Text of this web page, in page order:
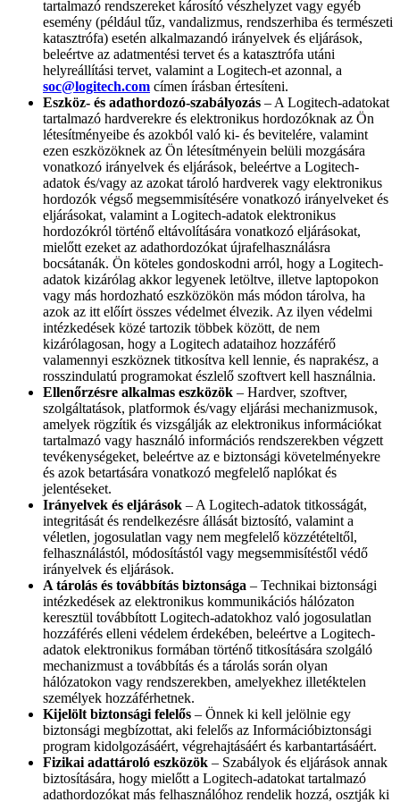
tartalmazó rendszereket károsító vészhelyzet vagy egyéb
esemény (például tűz, vandalizmus, rendszerhiba és természeti
katasztrófa) esetén alkalmazandó irányelvek és eljárások,
beleértve az adatmentési tervet és a katasztrófa utáni
helyreállítási tervet, valamint a Logitech-et azonnal, a
soc@logitech.com címen írásban értesíteni.
Eszköz- és adathordozó-szabályozás – A Logitech-adatokat
tartalmazó hardverekre és elektronikus hordozóknak az Ön
létesítményeibe és azokból való ki- és bevitelére, valamint
ezen eszközöknek az Ön létesítményein belüli mozgására
vonatkozó irányelvek és eljárások, beleértve a Logitech-
adatok és/vagy az azokat tároló hardverek vagy elektronikus
hordozók végső megsemmisítésére vonatkozó irányelveket és
eljárásokat, valamint a Logitech-adatok elektronikus
hordozókról történő eltávolítására vonatkozó eljárásokat,
mielőtt ezeket az adathordozókat újrafelhasználásra
bocsátanák. Ön köteles gondoskodni arról, hogy a Logitech-
adatok kizárólag akkor legyenek letöltve, illetve laptopokon
vagy más hordozható eszközökön más módon tárolva, ha
azok az itt előírt összes védelmet élvezik. Az ilyen védelmi
intézkedések közé tartozik többek között, de nem
kizárólagosan, hogy a Logitech adataihoz hozzáférő
valamennyi eszköznek titkosítva kell lennie, és naprakész, a
rosszindulatú programokat észlelő szoftvert kell használnia.
Ellenőrzésre alkalmas eszközök – Hardver, szoftver,
szolgáltatások, platformok és/vagy eljárási mechanizmusok,
amelyek rögzítik és vizsgálják az elektronikus információkat
tartalmazó vagy használó információs rendszerekben végzett
tevékenységeket, beleértve az e biztonsági követelményekre
és azok betartására vonatkozó megfelelő naplókat és
jelentéseket.
Irányelvek és eljárások – A Logitech-adatok titkosságát,
integritását és rendelkezésre állását biztosító, valamint a
véletlen, jogosulatlan vagy nem megfelelő közzétételtől,
felhasználástól, módosítástól vagy megsemmisítéstől védő
irányelvek és eljárások.
A tárolás és továbbítás biztonsága – Technikai biztonsági
intézkedések az elektronikus kommunikációs hálózaton
keresztül továbbított Logitech-adatokhoz való jogosulatlan
hozzáférés elleni védelem érdekében, beleértve a Logitech-
adatok elektronikus formában történő titkosítására szolgáló
mechanizmust a továbbítás és a tárolás során olyan
hálózatokon vagy rendszerekben, amelyekhez illetéktelen
személyek hozzáférhetnek.
Kijelölt biztonsági felelős – Önnek ki kell jelölnie egy
biztonsági megbízottat, aki felelős az Információbiztonsági
program kidolgozásáért, végrehajtásáért és karbantartásáért.
Fizikai adattároló eszközök – Szabályok és eljárások annak
biztosítására, hogy mielőtt a Logitech-adatokat tartalmazó
adathordozókat más felhasználóhoz rendelik hozzá, osztják ki